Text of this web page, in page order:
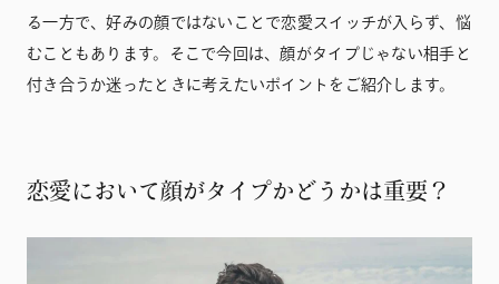
る一方で、好みの顔ではないことで恋愛スイッチが入らず、悩
むこともあります。そこで今回は、顔がタイプじゃない相手と
付き合うか迷ったときに考えたいポイントをご紹介します。
恋愛において顔がタイプかどうかは重要？